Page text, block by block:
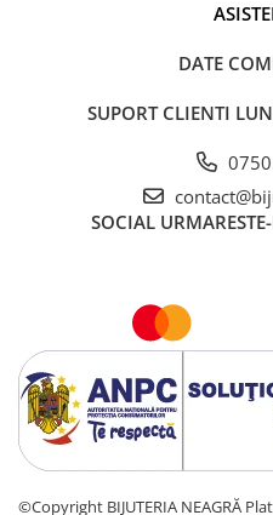
DATE
SUPORT CLIENTI
SOCIAL
©Copyright BIJUTERIA NEAGRĂ